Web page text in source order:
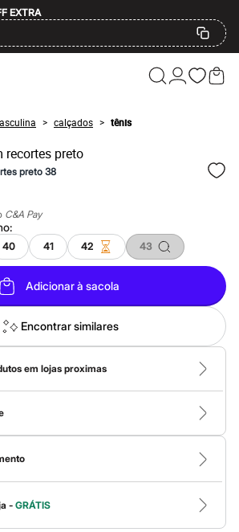
EXTRA
R$129
> calçados > tênis
preto 38
C&A Pay
:
40 41 42 43
Adicionar à sacola
Encontrar similares
em lojas proximas
- GRÁTIS